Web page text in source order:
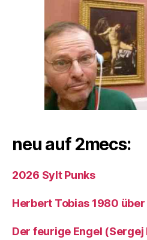
neu auf 2mecs:
2026 Sylt Punks
Herbert Tobias 1980
Der feurige Engel